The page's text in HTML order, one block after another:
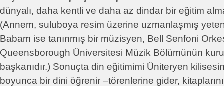
dünyalı, daha kentli ve daha az dindar bir eğitim
(Annem, suluboya resim üzerine uzmanlaşmış
Babam ise tanınmış bir müzisyen, Bell Senfoni
Queensborough Üniversitesi Müzik Bölümünün
başkanıdır.) Sonuçta din eğitimimi Üniteryen
boyunca bir dini öğrenir –törenlerine gider,